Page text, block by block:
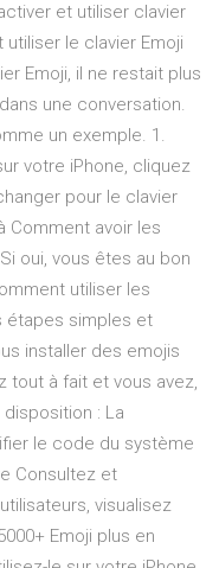
et utiliser clavier
utiliser le clavier Emoji
Emoji, il ne restait plus
une conversation.
un exemple. 1.
votre iPhone, cliquez
pour le clavier
Comment avoir les
oui, vous êtes au bon
utiliser les
étapes simples et
installer des emojis
tout à fait et vous avez,
: La
le code du système
‎Consultez et
visualisez
Emoji plus en